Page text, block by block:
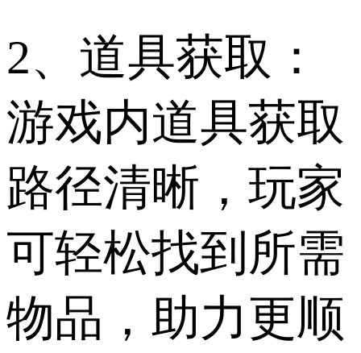
2、道具获取：
游戏内道具获取
路径清晰，玩家
可轻松找到所需
物品，助力更顺